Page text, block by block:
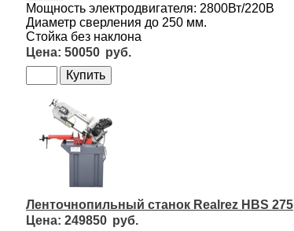
Мощность электродвигателя: 2800Вт/220В
Диаметр сверления до 250 мм.
Стойка без наклона
50050
Ленточнопильный станок Realrez HBS 275
249850